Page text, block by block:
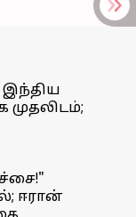
இந்திய
முதலிடம்;
ஈரான்